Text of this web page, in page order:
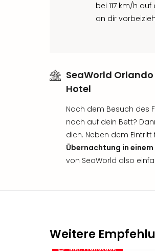
bei 117 km/h
an dir
SeaWorld
Hotel
Nach dem Besuch des
noch auf dein Bett?
dich. Neben dem
Übernachtung in
von SeaWorld also
Weitere
inkl. Frühstück